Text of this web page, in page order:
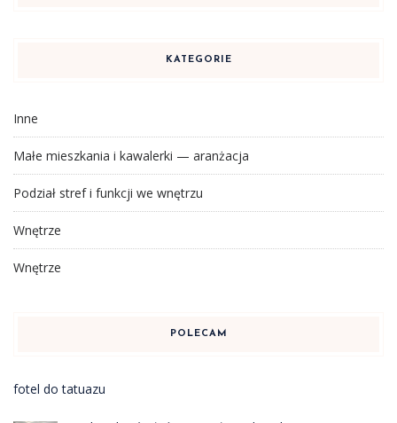
KATEGORIE
Inne
Małe mieszkania i kawalerki — aranżacja
Podział stref i funkcji we wnętrzu
Wnętrze
Wnętrze
POLECAM
fotel do tatuazu